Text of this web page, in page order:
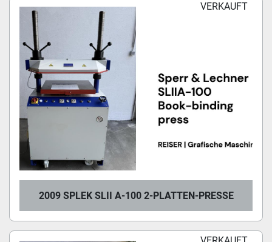
VERKAUFT
2009 SPLEK SLII A-100 2-PLATTEN-PRESSE